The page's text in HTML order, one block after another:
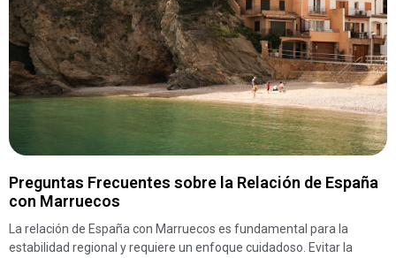
Preguntas Frecuentes sobre la Relación de España
con Marruecos
La relación de España con Marruecos es fundamental para la
estabilidad regional y requiere un enfoque cuidadoso. Evitar la